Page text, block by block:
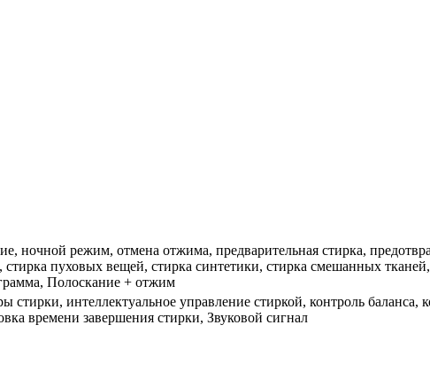
ночной режим, отмена отжима, предварительная стирка,
пуховых вещей, стирка синтетики, стирка смешанных
Полоскание + отжим
стирки, интеллектуальное управление стиркой, контроль баланса,
времени завершения стирки, Звуковой сигнал